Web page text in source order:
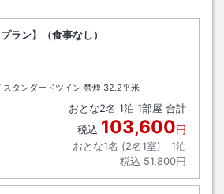
ラン】（食事なし）
アウト
スタンダードツイン 禁煙 32.2平米
おとな2名 1泊 1部屋 合計
税込 103,600円
おとな1名 (2名1室)｜ 1泊
税込 51,800円